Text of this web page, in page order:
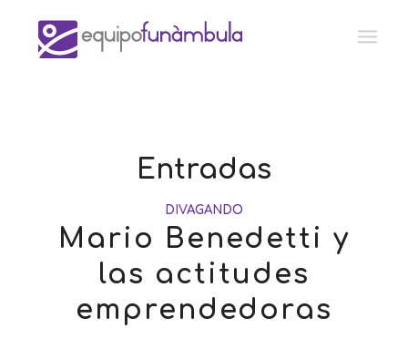
Entradas
DIVAGANDO
Mario Benedetti y
las actitudes
emprendedoras